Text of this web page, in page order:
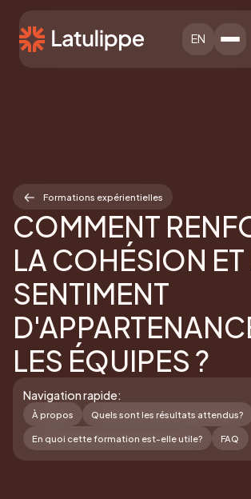
EN
Formations expérientielles
COMMENT
LA COHÉSION ET
SENTIMENT
LES ÉQUIPES ?
Navigation rapide:
À propos Quels sont les résultats attendus?
En quoi cette formation est-elle utile? FAQ